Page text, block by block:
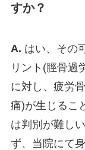
すか？
A. はい、その
リント(脛骨過
に対し、疲労
痛)が生じるこ
は判別が難し
ず、当院にて